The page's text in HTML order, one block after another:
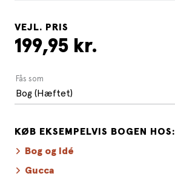
VEJL. PRIS
199,95 kr.
Fås som
Bog (Hæftet)
KØB EKSEMPELVIS BOGEN HOS:
Bog og Idé
Gucca